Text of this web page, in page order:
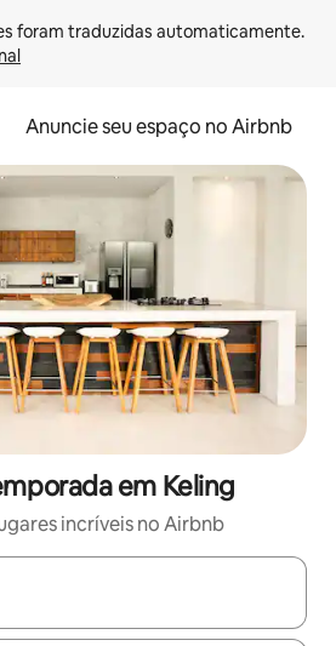
Anuncie seu espaço no Airbnb
em Keling
incríveis no Airbnb
estiverem disponíveis, explore-os